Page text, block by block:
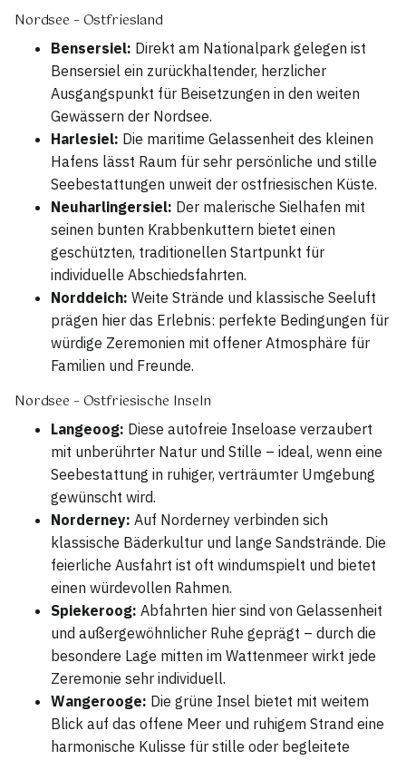
Nordsee – Ostfriesland
Bensersiel: Direkt am Nationalpark gelegen ist
Bensersiel ein zurückhaltender, herzlicher
Ausgangspunkt für Beisetzungen in den weiten
Gewässern der Nordsee.
Harlesiel: Die maritime Gelassenheit des kleinen
Hafens lässt Raum für sehr persönliche und stille
Seebestattungen unweit der ostfriesischen Küste.
Neuharlingersiel: Der malerische Sielhafen mit
seinen bunten Krabbenkuttern bietet einen
geschützten, traditionellen Startpunkt für
individuelle Abschiedsfahrten.
Norddeich: Weite Strände und klassische Seeluft
prägen hier das Erlebnis: perfekte Bedingungen für
würdige Zeremonien mit offener Atmosphäre für
Familien und Freunde.
Nordsee – Ostfriesische Inseln
Langeoog: Diese autofreie Inseloase verzaubert
mit unberührter Natur und Stille – ideal, wenn eine
Seebestattung in ruhiger, verträumter Umgebung
gewünscht wird.
Norderney: Auf Norderney verbinden sich
klassische Bäderkultur und lange Sandstrände. Die
feierliche Ausfahrt ist oft windumspielt und bietet
einen würdevollen Rahmen.
Spiekeroog: Abfahrten hier sind von Gelassenheit
und außergewöhnlicher Ruhe geprägt – durch die
besondere Lage mitten im Wattenmeer wirkt jede
Zeremonie sehr individuell.
Wangerooge: Die grüne Insel bietet mit weitem
Blick auf das offene Meer und ruhigem Strand eine
harmonische Kulisse für stille oder begleitete